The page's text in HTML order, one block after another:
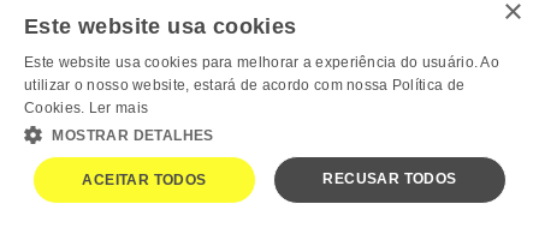
×
Este website usa cookies
Este website usa cookies para melhorar a experiência do usuário. Ao
utilizar o nosso website, estará de acordo com nossa Política de
Cookies. Ler mais
MOSTRAR DETALHES
ACEITAR TODOS RECUSAR TODOS